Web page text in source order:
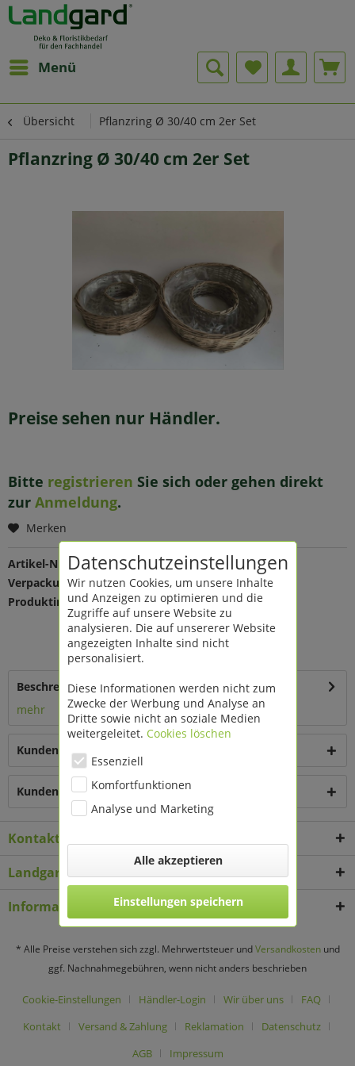
Menü
Übersicht Pflanzring Ø 30/40 cm 2er Set
Pflanzring Ø 30/40 cm 2er Set
Preise sehen nur Händler.
Bitte registrieren Sie sich oder gehen direkt
zur Anmeldung.
Merken
Artikel-Nr.:
108833
Verpackungseinheit:
1 VE
Produktinfo:
Farbe: grey washed
Maße: Ø 30/40 cm
Material: 30/40 cm
Material: Weide
Beschreibung
mehr
Kunden kauften auch
Kunden haben sich ebenfalls angesehen
Kontakt
Landgard Deko & Floristikbedarf
Informationen
* Alle Preise verstehen sich zzgl. Mehrwertsteuer undVersandkostenund
ggf. Nachnahmegebühren, wenn nicht anders beschrieben
Cookie-Einstellungen Händler-Login Wir über uns
FAQ
Kontakt
Versand & Zahlung Reklamation
Datenschutz
AGB
Impressum
Datenschutzeinstellungen
Wir nutzen Cookies, um unsere Inhalte
und Anzeigen zu optimieren und die
Zugriffe auf unsere Website zu
analysieren. Die auf unsererer Website
angezeigten Inhalte sind nicht
personalisiert.
Diese Informationen werden nicht zum
Zwecke der Werbung und Analyse an
Dritte sowie nicht an soziale Medien
weitergeleitet. Cookies löschen
Essenziell
Komfortfunktionen
Analyse und Marketing
Alle akzeptieren
Einstellungen speichern